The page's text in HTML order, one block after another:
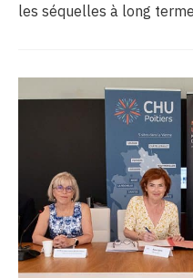
les séquelles à long
l’Oncopole Claudius
lancent CIRCLE, un
dédié aux cancers